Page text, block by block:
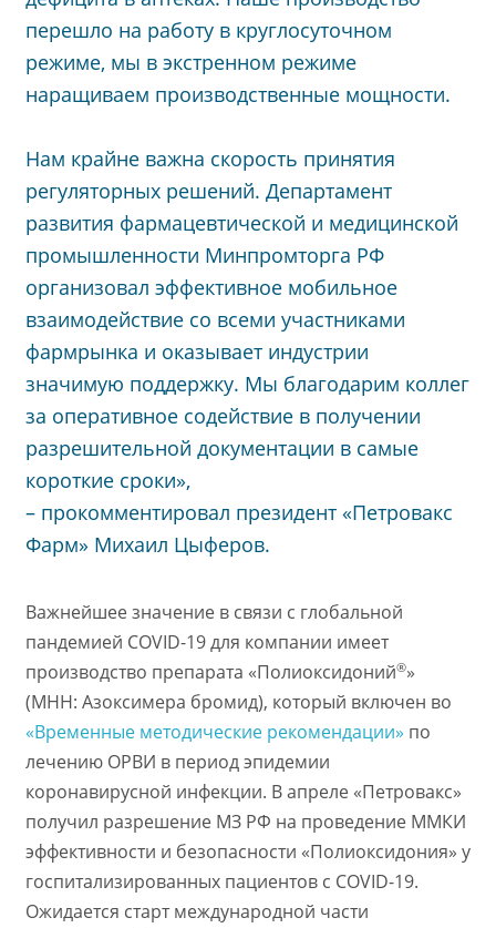
перешло на работу в круглосуточном
режиме, мы в экстренном режиме
наращиваем производственные мощности.
Нам крайне важна скорость принятия
регуляторных решений. Департамент
развития фармацевтической и медицинской
промышленности Минпромторга РФ
организовал эффективное мобильное
взаимодействие со всеми участниками
фармрынка и оказывает индустрии
значимую поддержку. Мы благодарим коллег
за оперативное содействие в получении
разрешительной документации в самые
короткие сроки»,
– прокомментировал президент «Петровакс
Фарм» Михаил Цыферов.
Важнейшее значение в связи с глобальной
пандемией COVID-19 для компании имеет
производство препарата «Полиоксидоний®»
(МНН: Азоксимера бромид), который включен во
«Временные методические рекомендации» по
лечению ОРВИ в период эпидемии
коронавирусной инфекции. В апреле «Петровакс»
получил разрешение МЗ РФ на проведение ММКИ
эффективности и безопасности «Полиоксидония» у
госпитализированных пациентов с COVID-19.
Ожидается старт международной части